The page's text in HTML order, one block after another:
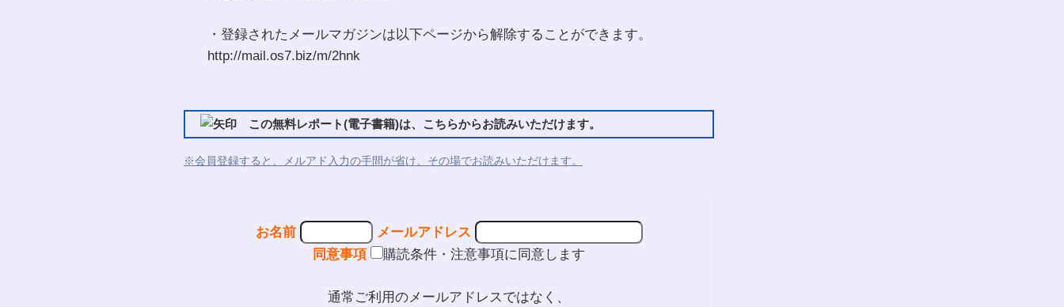
・登録されたメールマガジンは以下ページから解除することができます。
http://mail.os7.biz/m/2hnk
この無料レポート(電子書籍)は、こちらからお読みいただけます。
※会員登録すると、メルアド入力の手間が省け、その場でお読みいただけます。
お名前
メールアドレス
同意事項
購読条件・注意事項に同意します
通常ご利用のメールアドレスではなく、